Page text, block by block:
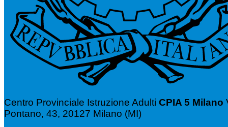
Centro Provinciale Istruzione Adulti CPIA 5 Milano
Pontano, 43, 20127 Milano (MI)